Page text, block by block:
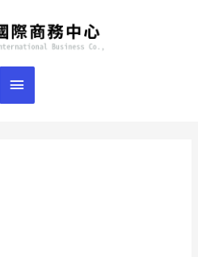
主
要
選